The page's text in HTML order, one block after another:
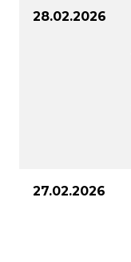
28.02.2026
27.02.2026